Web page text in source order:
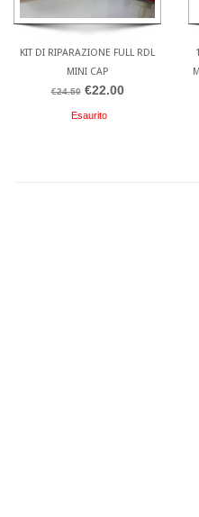
KIT DI RIPARAZIONE FULL RDL
MINI CAP
€24.50 €22.00
Esaurito